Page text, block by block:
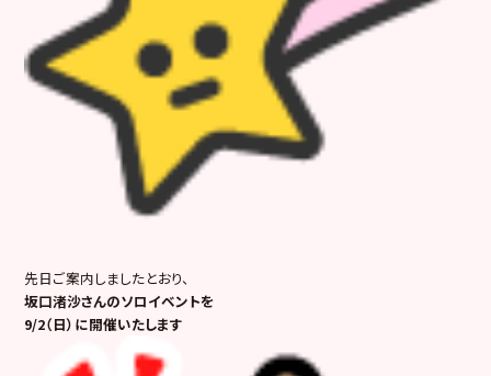
先日ご案内しましたとおり、
坂口渚沙さんのソロイベントを
9/2（日）に開催いたします